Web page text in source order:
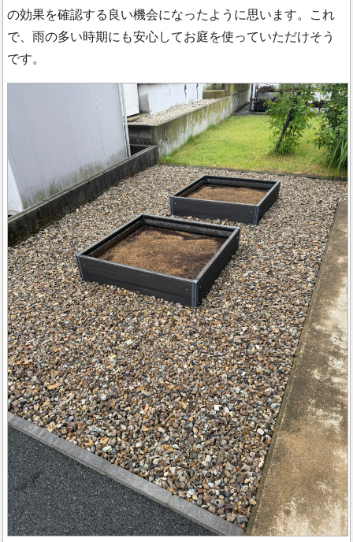
の効果を確認する良い機会になったように思います。これ
で、雨の多い時期にも安心してお庭を使っていただけそう
です。